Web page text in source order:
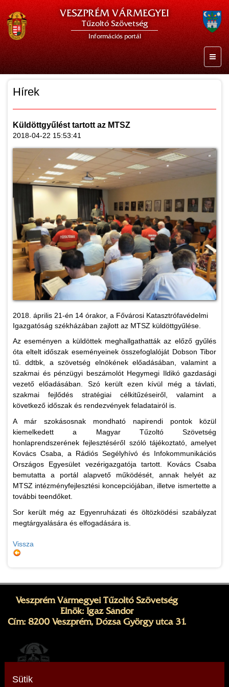
VESZPRÉM VÁRMEGYEI
Tűzoltó Szövetség
Információs portál
Hírek
Küldöttgyűlést tartott az MTSZ
2018-04-22 15:53:41
2018. április 21-én 14 órakor, a Fővárosi Katasztrófavédelmi
Igazgatóság székházában zajlott az MTSZ küldöttgyűlése.
Az eseményen a küldöttek meghallgathatták az előző gyűlés
óta eltelt időszak eseményeinek összefoglalóját Dobson Tibor
tű. ddtbk, a szövetség elnökének előadásában, valamint a
szakmai és pénzügyi beszámolót Hegymegi Ildikó gazdasági
vezető előadásában. Szó került ezen kívül még a távlati,
szakmai fejlődés stratégiai célkitűzéseiről, valamint a
következő időszak és rendezvények feladatairól is.
A már szokásosnak mondható napirendi pontok közül
kiemelkedett a Magyar Tűzoltó Szövetség
honlaprendszerének fejlesztéséről szóló tájékoztató, amelyet
Kovács Csaba, a Rádiós Segélyhívó és Infokommunikációs
Országos Egyesület vezérigazgatója tartott. Kovács Csaba
bemutatta a portál alapvető működését, annak helyét az
MTSZ intézményfejlesztési koncepciójában, illetve ismertette a
további teendőket.
Sor került még az Egyenruházati és öltözködési szabályzat
megtárgyalására és elfogadására is.
Vissza
Veszprém Vármegyei Tűzoltó Szövetség
Elnök: Igaz Sándor
Cím: 8200 Veszprém, Dózsa György utca 31.
Sütik